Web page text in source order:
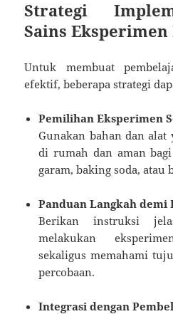
Strategi
Sains Eksperimen
Untuk membuat
efektif, beberapa strategi
Pemilihan Eksperimen
Gunakan bahan dan alat
di rumah dan aman
garam, baking soda, atau
Panduan Langkah demi
Berikan instruksi
melakukan
sekaligus memahami
percobaan.
Integrasi dengan